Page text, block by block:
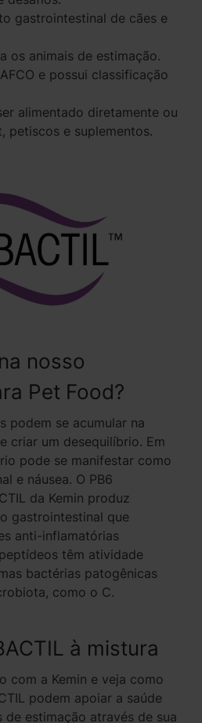
gastrointestinal de cães e
os animais de estimação.
e possui classificação
alimentado diretamente ou
petiscos e suplementos.
nosso
Pet Food?
podem se acumular na
criar um desequilíbrio. Em
pode se manifestar como
e náusea. O PB6
da Kemin produz
gastrointestinal que
anti-inflamatórias
têm atividade
bactérias patogênicas
como o C.
à mistura
com a Kemin e veja como
podem apoiar a saúde
de estimação através de sua